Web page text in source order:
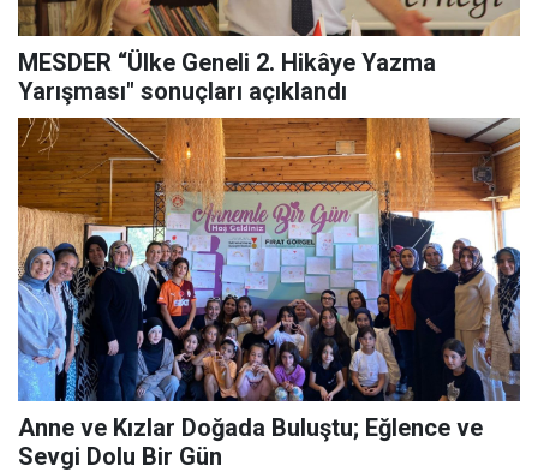
MESDER “Ülke Geneli 2. Hikâye Yazma
Yarışması" sonuçları açıklandı
Anne ve Kızlar Doğada Buluştu; Eğlence ve
Sevgi Dolu Bir Gün